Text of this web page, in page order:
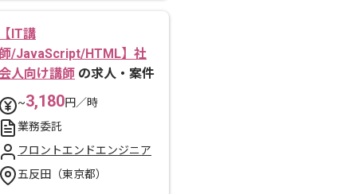
IT講
/JavaScript/HTML】社
人向け講師 の求人・案件
~3,180円／時
業務委託
フロントエンドエンジニア
五反田（東京都）